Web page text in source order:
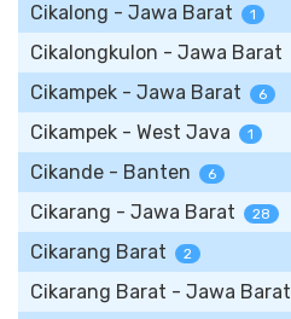
Cikalong - Jawa Barat 1
Cikalongkulon - Jawa Barat
Cikampek - Jawa Barat 6
Cikampek - West Java 1
Cikande - Banten 6
Cikarang - Jawa Barat 28
Cikarang Barat 2
Cikarang Barat - Jawa Barat